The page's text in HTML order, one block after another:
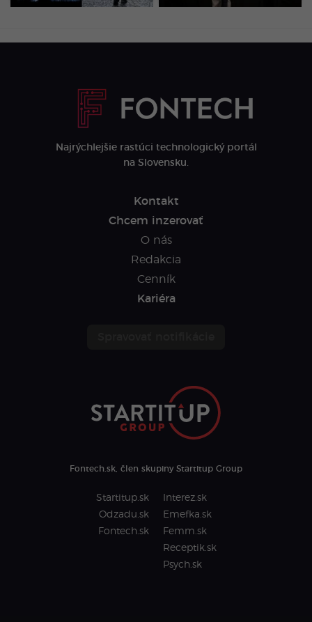
Najrýchlejšie rastúci technologický portál
na Slovensku.
Kontakt
Chcem inzerovať
O nás
Redakcia
Cenník
Kariéra
Fontech.sk, člen skupiny Startitup Group
Startitup.sk
Odzadu.sk
Fontech.sk
Interez.sk
Emefka.sk
Femm.sk
Receptik.sk
Psych.sk